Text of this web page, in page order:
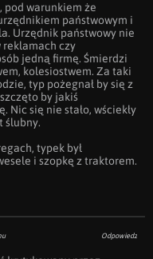
pod warunkiem że
państwowym i
Urzędnik państwowy nie
reklamach czy
jedną firmę. Śmierdzi
kolesiostwem. Za taki
typ pożegnał by się z
by jakiś
Nic się nie stało, wściekły
ślubny.
typek był
i szopkę z traktorem.
Odpowiedz